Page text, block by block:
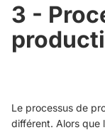
3 -
Le processus de
différent. Alors que